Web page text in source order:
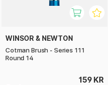
WINSOR & NEWTON
Cotman Brush - Series 111
Round 14
159 KR